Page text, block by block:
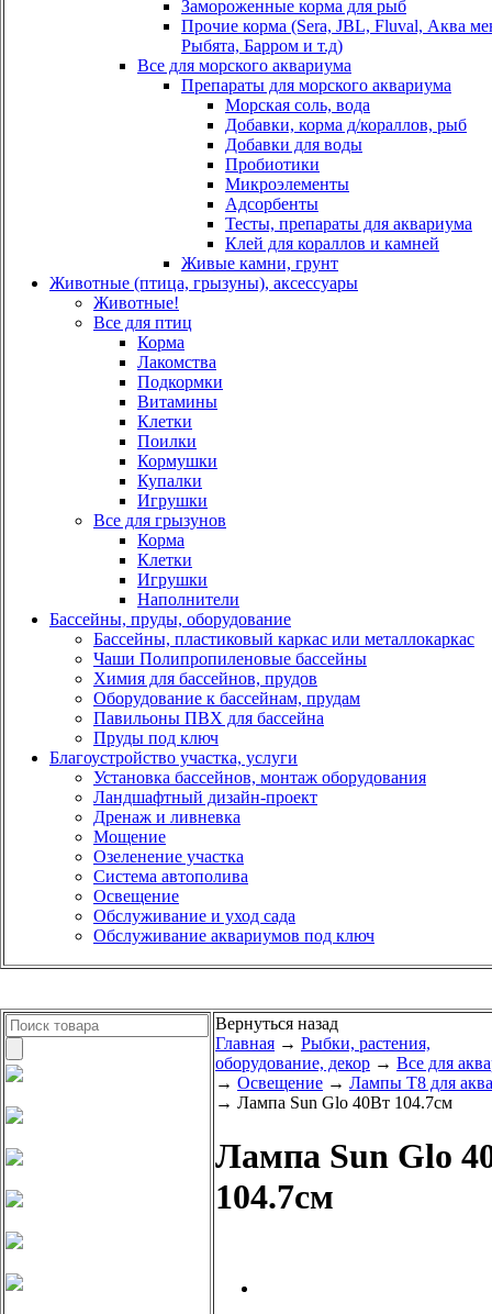
Замороженные корма для рыб
Прочие корма (Sera, JBL, Fluval, Аква
Рыбята, Барром и т.д)
Все для морского аквариума
Препараты для морского аквариума
Морская соль, вода
Добавки, корма д/кораллов, рыб
Добавки для воды
Пробиотики
Микроэлементы
Адсорбенты
Тесты, препараты для аквариума
Клей для кораллов и камней
Живые камни, грунт
Животные (птица, грызуны), аксессуары
Животные!
Все для птиц
Корма
Лакомства
Подкормки
Витамины
Клетки
Поилки
Кормушки
Купалки
Игрушки
Все для грызунов
Корма
Клетки
Игрушки
Наполнители
Бассейны, пруды, оборудование
Бассейны, пластиковый каркас или металлокаркас
Чаши Полипропиленовые бассейны
Химия для бассейнов, прудов
Оборудование к бассейнам, прудам
Павильоны ПВХ для бассейна
Пруды под ключ
Благоустройство участка, услуги
Установка бассейнов, монтаж оборудования
Ландшафтный дизайн-проект
Дренаж и ливневка
Мощение
Озеленение участка
Система автополива
Освещение
Обслуживание и уход сада
Обслуживание аквариумов под ключ
Вернуться назад
Главная → Рыбки, растения,
оборудование, декор → Все для
→ Освещение → Лампы Т8 для
→ Лампа Sun Glo 40Вт 104.7см
Лампа Sun Glo
104.7см